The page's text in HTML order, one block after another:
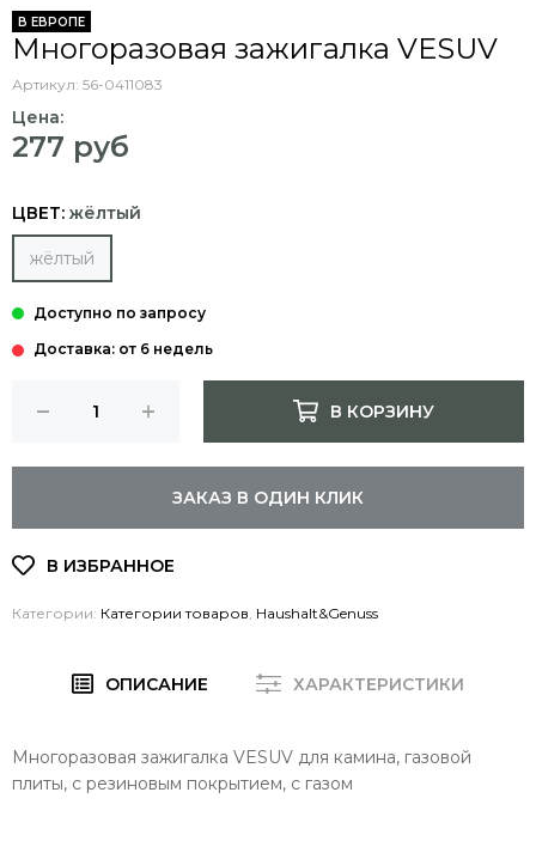
В ЕВРОПЕ
Многоразовая зажигалка VESUV
Артикул: 56-0411083
Цена:
277 руб
ЦВЕТ: жёлтый
жёлтый
Доставка: от 6 недель
В КОРЗИНУ
ЗАКАЗ В ОДИН КЛИК
Категории: Категории товаров Haushalt&Genuss
ОПИСАНИЕ ХАРАКТЕРИСТИКИ
Многоразовая зажигалка VESUV для камина, газовой
плиты, с резиновым покрытием, с газом